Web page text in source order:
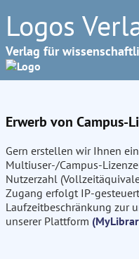
Logos
Verlag für
Erwerb von Campus-
Gern erstellen wir Ihnen
Multiuser-/Campus-
Nutzerzahl
Zugang erfolgt IP-
Laufzeitbeschränkung zur
unserer Plattform